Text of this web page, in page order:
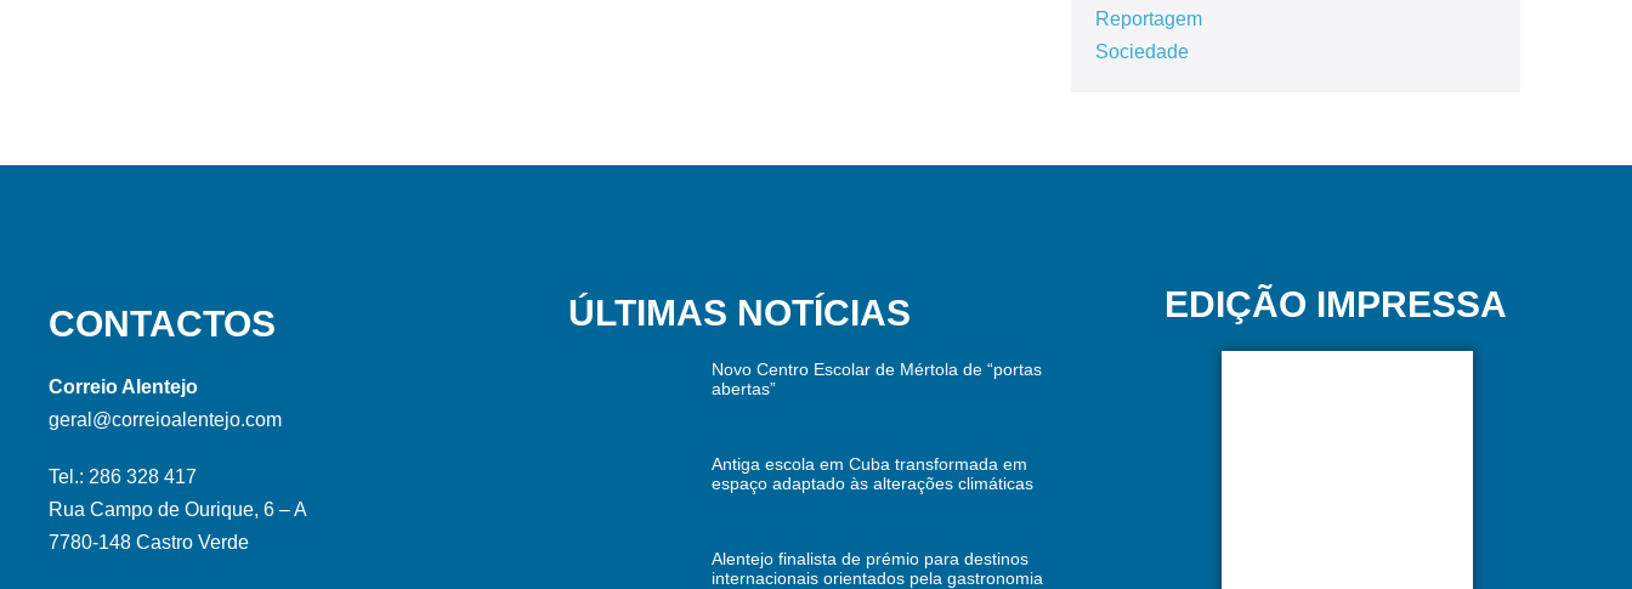
Reportagem
Sociedade
CONTACTOS
Correio Alentejo
geral@correioalentejo.com
Tel.: 286 328 417
Rua Campo de Ourique, 6 – A
7780-148 Castro Verde
ÚLTIMAS NOTÍCIAS
Novo Centro Escolar de Mértola de “portas
abertas”
Antiga escola em Cuba transformada em
espaço adaptado às alterações climáticas
Alentejo finalista de prémio para destinos
internacionais orientados pela gastronomia
EDIÇÃO IMPRESSA